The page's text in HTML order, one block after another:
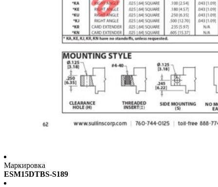
Маркировка
ESM15DTBS-S189